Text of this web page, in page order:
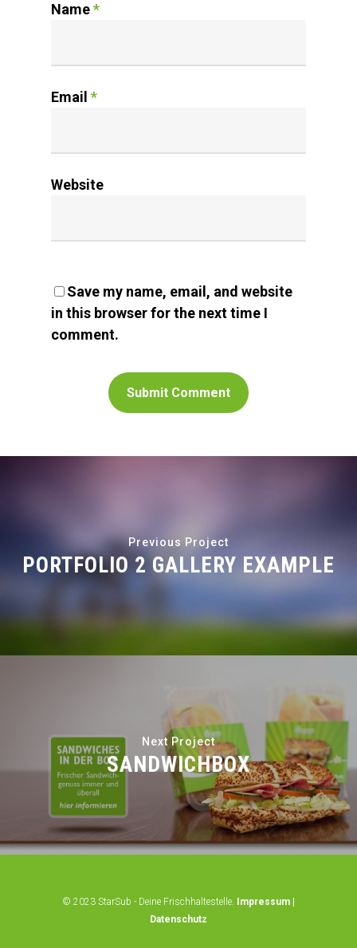
Name*
Email *
Website
Save my name, email, and website
in this browser for the next time I
comment.
Previous Project
PORTFOLIO 2 GALLERY EXAMPLE
Next Project
SANDWICHBOX
© 2023 StarSub - Deine Frischhaltestelle. Impressum
Datenschutz